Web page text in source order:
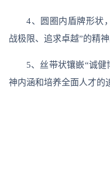
4、圆圈内盾牌形状
战极限、追求卓越”的精神
5、丝带状镶嵌“诚
神内涵和培养全面人才的